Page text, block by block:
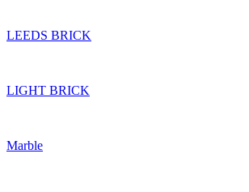
LEEDS BRICK
LIGHT BRICK
Marble